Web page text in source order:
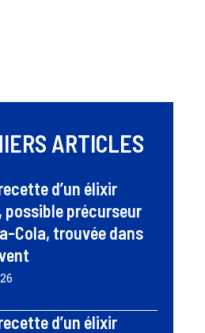
ARTICLES
d’un élixir
possible précurseur
Cola, trouvée dans
d’un élixir